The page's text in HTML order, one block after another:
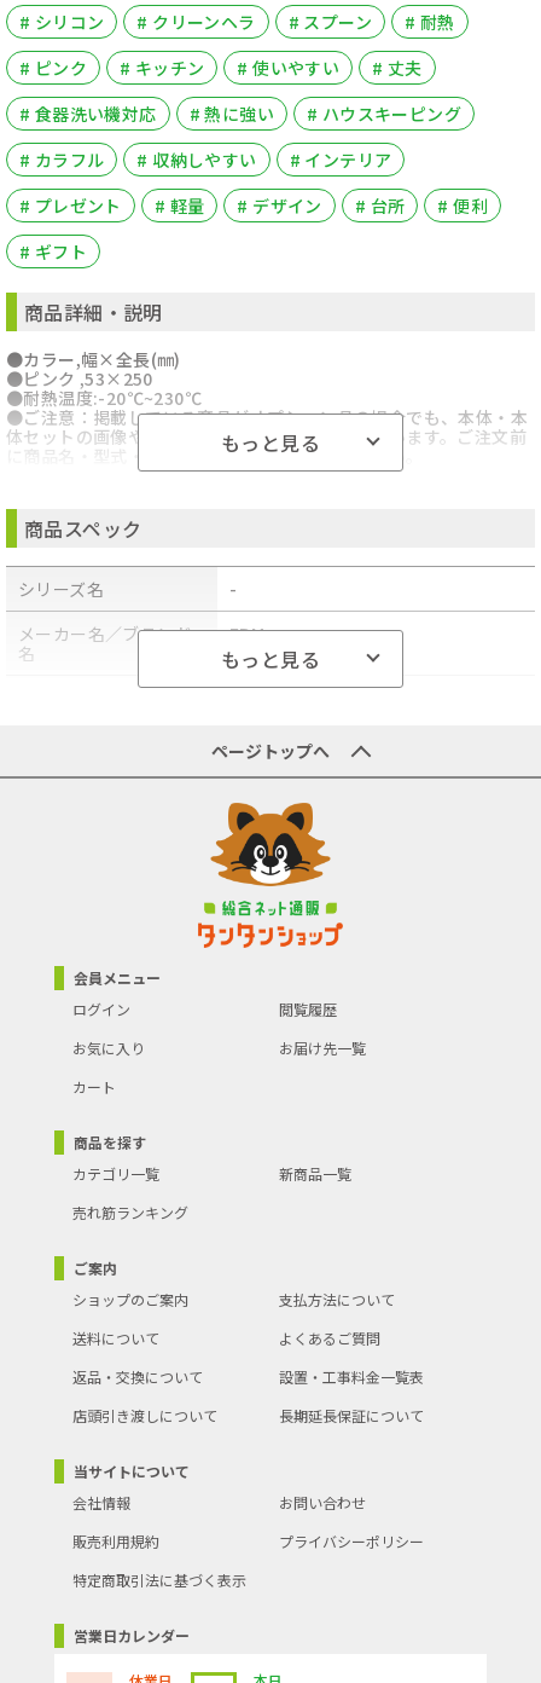
# シリコン # クリーンヘラ # スプーン
# 耐熱
# ピンク
# キッチン # 使いやすい
# 丈夫
# 食器洗い機対応
# 熱に強い
# ハウスキーピング
# カラフル
# 収納しやすい
# インテリア
# プレゼント
# 軽量 # デザイン # 台所
# 便利
# ギフト
商品詳細・説明
●カラー,幅×全長(㎜)
●ピンク ,53×250
●耐熱温度:-20℃~230℃
●ご注意：掲載している商品がオプション品の場合でも、本体・本
体セットの画像や説明を参照している場合がございます。ご注文前
に商品名・型式・部品番号等を必ずご確認ください。
もっと見る
商品スペック
シリーズ名
-
メーカー名／ブランド
名
EBM
料理器具
もっと見る
ページトップへ
会員メニュー
ログイン
閲覧履歴
お気に入り
お届け先一覧
カート
商品を探す
カテゴリ一覧
新商品一覧
売れ筋ランキング
ご案内
ショップのご案内
支払方法について
送料について
よくあるご質問
返品・交換について
設置・工事料金一覧表
店頭引き渡しについて
長期延長保証について
当サイトについて
会社情報
お問い合わせ
販売利用規約
プライバシーポリシー
特定商取引法に基づく表示
営業日カレンダー